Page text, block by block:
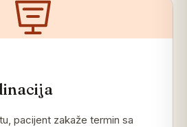
pacijent zakaže termin sa